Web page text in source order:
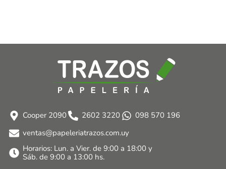
Cooper 2090 2602 3220
098 570 196
ventas@papeleriatrazos.com.uy
Horarios: Lun. a Vier. de 9:00 a 18:00 y
Sáb. de 9:00 a 13:00 hs.